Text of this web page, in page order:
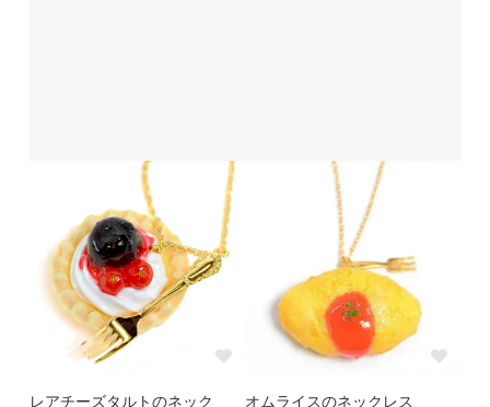
レアチーズタルトのネック
オムライスのネックレス